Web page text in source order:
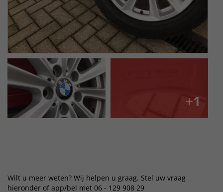
+1
Wilt u meer weten? Wij helpen u graag. Stel uw vraag
hieronder of app/bel met 06 - 129 908 29